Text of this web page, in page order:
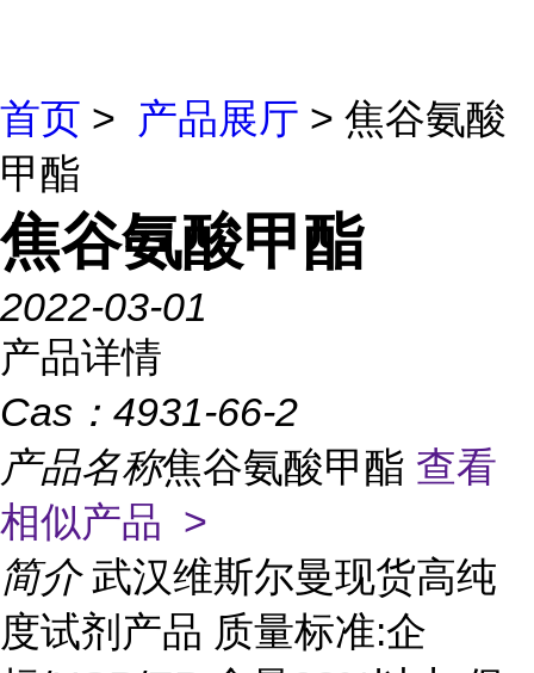
首页 > 产品展厅 > 焦谷氨酸
甲酯
焦谷氨酸甲酯
2022-03-01
产品详情
Cas： 4931-66-2
产品名称焦谷氨酸甲酯 查看
相似产品 >
简介 武汉维斯尔曼现货高纯
度试剂产品 质量标准:企